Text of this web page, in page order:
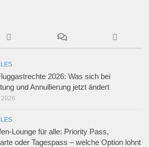
2026: Was sich bei
und Annullierung jetzt ändert
2026
Lounge für alle: Priority Pass,
oder Tagespass – welche Option lohnt